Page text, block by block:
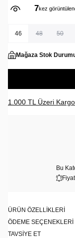
7kez
46 48 50
Mağaza Stok
1.000 TL Üzeri
Bu
ÜRÜN ÖZELLIKLERI
ÖDEME SEÇENEKLERI
TAVSIYE ET